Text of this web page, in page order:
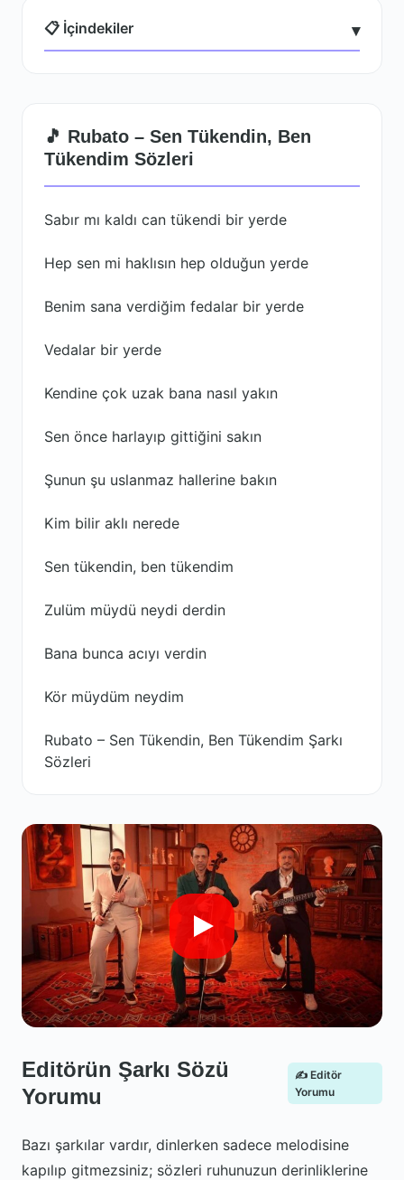
📋 İçindekiler ▾
🎵 Rubato – Sen Tükendin, Ben
Tükendim Sözleri
Sabır mı kaldı can tükendi bir yerde
Hep sen mi haklısın hep olduğun yerde
Benim sana verdiğim fedalar bir yerde
Vedalar bir yerde
Kendine çok uzak bana nasıl yakın
Sen önce harlayıp gittiğini sakın
Şunun şu uslanmaz hallerine bakın
Kim bilir aklı nerede
Sen tükendin, ben tükendim
Zulüm müydü neydi derdin
Bana bunca acıyı verdin
Kör müydüm neydim
Rubato – Sen Tükendin, Ben Tükendim Şarkı
Sözleri
Editörün Şarkı Sözü
Yorumu
✍️ Editör
Yorumu
Bazı şarkılar vardır, dinlerken sadece melodisine
kapılıp gitmezsiniz; sözleri ruhunuzun derinliklerine